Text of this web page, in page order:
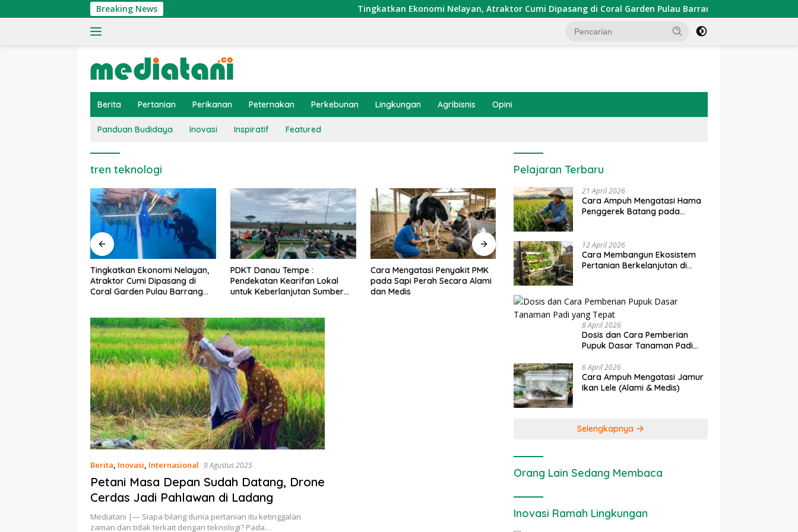
ke
Breaking News Tingkatkan Ekonomi Nelayan, Atraktor Cumi Dipasang di Coral Garden Pulau Barrang Caddi
Berita Pertanian Perikanan Peternakan Perkebunan Lingkungan Agribisnis Opini
Panduan Budidaya Inovasi Inspiratif Featured
tren teknologi
PDKT Danau Tempe :
Pendekatan Kearifan Lokal
untuk Keberlanjutan Sumber
Cara Mengatasi Penyakit PMK
pada Sapi Perah Secara Alami
dan Medis
Dosis dan Cara Pemupukan
Tanaman Padi pada Fase
Vegetatif Aktif yang Tepat
Penerapan IoT dalam
Pertanian Modern di Indonesia
Ekonomi Sumber Daya Lahan:
Berita, Inovasi, Internasional 9 Agustus 2025
Petani Masa Depan Sudah Datang, Drone
Cerdas Jadi Pahlawan di Ladang
Mediatani |— Siapa bilang dunia pertanian itu ketinggalan
zaman dan tidak terkait dengan teknologi? Pada…
Pelajaran Terbaru
21 April 2026
Cara Ampuh Mengatasi Hama
Penggerek Batang pada
12 April 2026
Cara Membangun Ekosistem
Pertanian Berkelanjutan di
8 April 2026
Dosis dan Cara Pemberian
Pupuk Dasar Tanaman Padi
6 April 2026
Cara Ampuh Mengatasi Jamur
Ikan Lele (Alami & Medis)
Selengkapnya
Orang Lain Sedang Membaca
Inovasi Ramah Lingkungan